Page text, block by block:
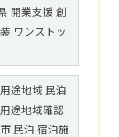
開業支援 創
ワンストッ
途地域 民泊
途地域確認
民泊 宿泊施